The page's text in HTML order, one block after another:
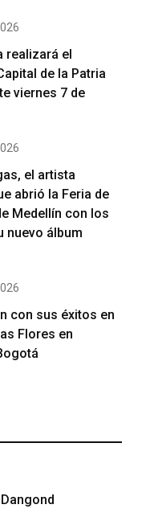
realizará el
de la Patria
viernes 7 de
el artista
abrió la Feria de
Medellín con los
nuevo álbum
con sus éxitos en
Flores en